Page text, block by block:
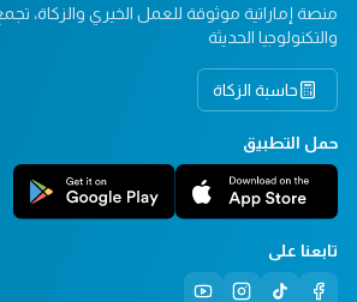
منصة إماراتية موثوقة للعمل الخيري والزكاة،
والتكنولوجيا الحديثة
حاسبة الزكاة
حمل التطبيق
تابعنا على